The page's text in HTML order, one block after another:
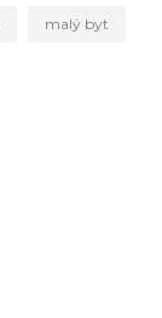
malý byt